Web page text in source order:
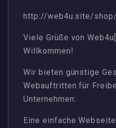
http://web4u.site/shop/
Viele Grüße von
Willkommen!
Wir bieten günstige
Webauftritten für
Unternehmen:
Eine einfache